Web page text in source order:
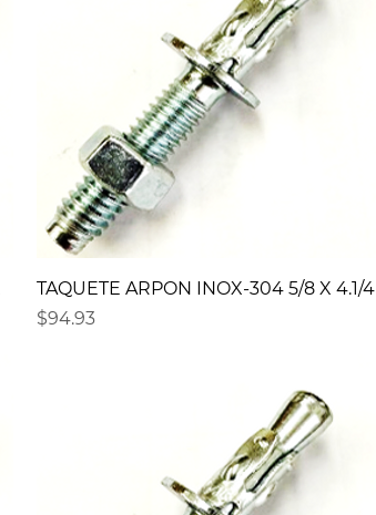
TAQUETE ARPON INOX-304 5/8 X 4.1/4
Precio
$94.93